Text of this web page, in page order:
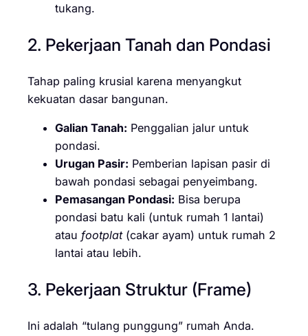
tukang.
2. Pekerjaan Tanah dan Pondasi
Tahap paling krusial karena menyangkut
kekuatan dasar bangunan.
Galian Tanah: Penggalian jalur untuk
pondasi.
Urugan Pasir: Pemberian lapisan pasir di
bawah pondasi sebagai penyeimbang.
Pemasangan Pondasi: Bisa berupa
pondasi batu kali (untuk rumah 1 lantai)
atau footplat(cakar ayam) untuk rumah 2
lantai atau lebih.
3. Pekerjaan Struktur (Frame)
Ini adalah “tulang punggung” rumah Anda.